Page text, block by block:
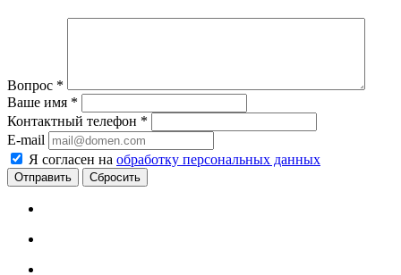
Вопрос *
Ваше имя *
Контактный телефон *
E-mail
Я согласен на обработку персональных данных
Сбросить